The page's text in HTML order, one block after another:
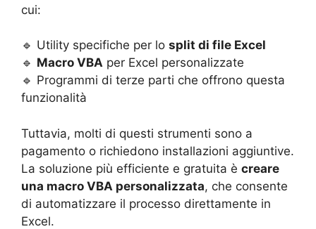
cui:
🔹 Utility specifiche per lo split di file Excel
🔹 Macro VBA per Excel personalizzate
🔹 Programmi di terze parti che offrono questa
funzionalità
Tuttavia, molti di questi strumenti sono a
pagamento o richiedono installazioni aggiuntive.
La soluzione più efficiente e gratuita è creare
una macro VBA personalizzata, che consente
di automatizzare il processo direttamente in
Excel.